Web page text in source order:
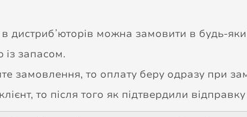
в дистрибʼюторів можна замовити в будь-
запасом.
замовлення, то оплату беру одразу при
то після того як підтвердили